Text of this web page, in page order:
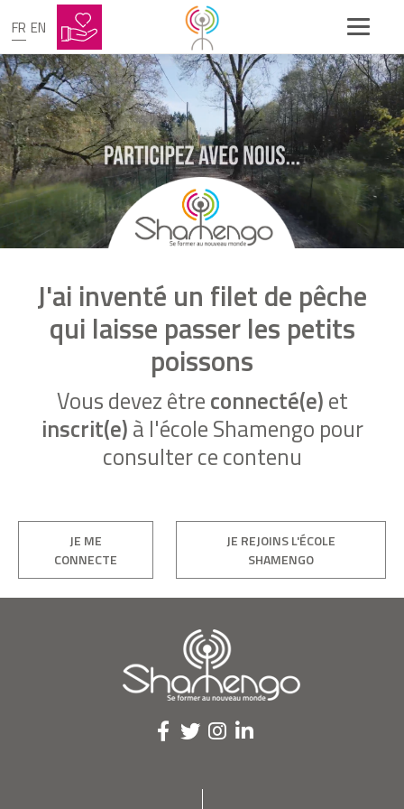
FR EN
J'ai inventé un filet de pêche
qui laisse passer les petits
poissons
Vous devez êtreconnecté(e)et
inscrit(e)à l'école Shamengo pour
consulter ce contenu
JE ME
CONNECTE
JE REJOINS L'ÉCOLE
SHAMENGO